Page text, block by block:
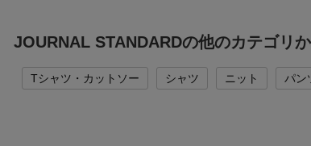
JOURNAL STANDARDの他のカテゴリ
Tシャツ・カットソー シャツ ニット パン